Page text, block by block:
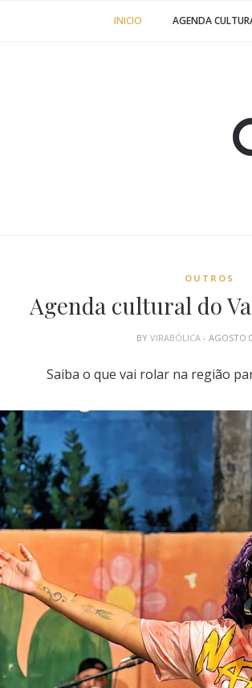
INICIO AGENDA
OUTROS
Agenda cultural do
BY VIRABÓLICA - AGOSTO
Saiba o que vai rolar na região